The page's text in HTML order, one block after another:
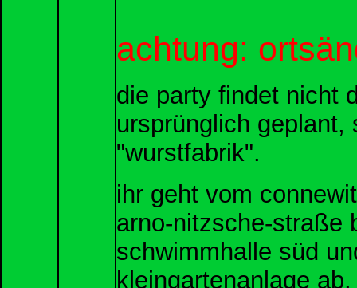
achtung:
die party findet nicht
ursprünglich geplant,
"wurstfabrik".
ihr geht vom
arno-nitzsche-straße
schwimmhalle süd
kleingartenanlage